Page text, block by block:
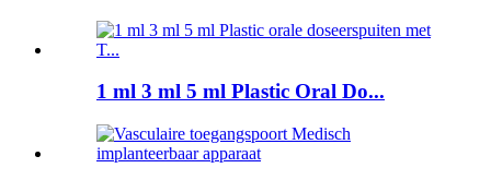
1 ml 3 ml 5 ml Plastic Oral Do...